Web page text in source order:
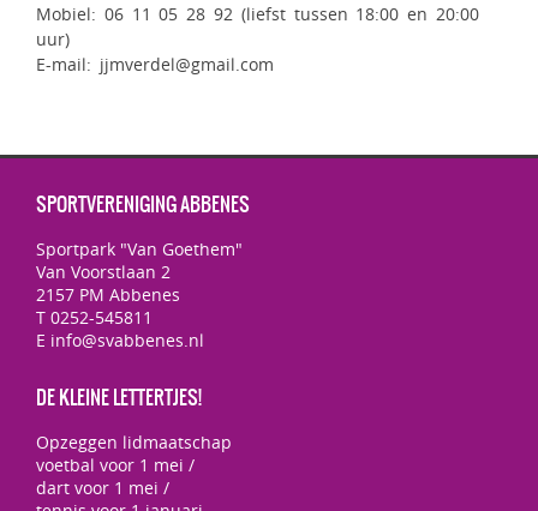
Mobiel: 06 11 05 28 92 (liefst tussen 18:00 en 20:00
uur)
E-mail: jjmverdel@gmail.com
SPORTVERENIGING ABBENES
Sportpark "Van Goethem"
Van Voorstlaan 2
2157 PM Abbenes
T 0252-545811
E info@svabbenes.nl
DE KLEINE LETTERTJES!
Opzeggen lidmaatschap
voetbal voor 1 mei /
dart voor 1 mei /